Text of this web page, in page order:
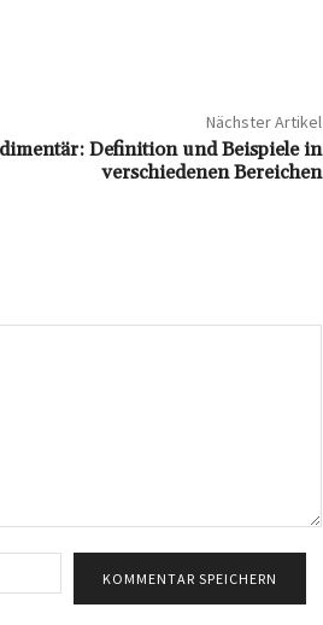
Nächster Artikel
Definition und Beispiele in
verschiedenen Bereichen
Mail:*